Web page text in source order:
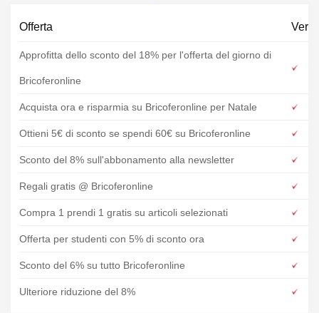
Offerta
Approfitta dello sconto del 18% per l'offerta del giorno di
Bricoferonline
Acquista ora e risparmia su Bricoferonline per Natale
Ottieni 5€ di sconto se spendi 60€ su Bricoferonline
Sconto del 8% sull'abbonamento alla newsletter
Regali gratis @ Bricoferonline
Compra 1 prendi 1 gratis su articoli selezionati
Offerta per studenti con 5% di sconto ora
Sconto del 6% su tutto Bricoferonline
Ulteriore riduzione del 8%